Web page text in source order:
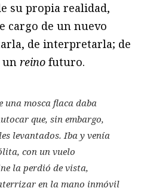
su propia realidad,
cargo de un nuevo
de interpretarla; de
un reino futuro.
una mosca flaca daba
que, sin embargo,
levantados. Iba y venía
con un vuelo
la perdió de vista,
en la mano inmóvil